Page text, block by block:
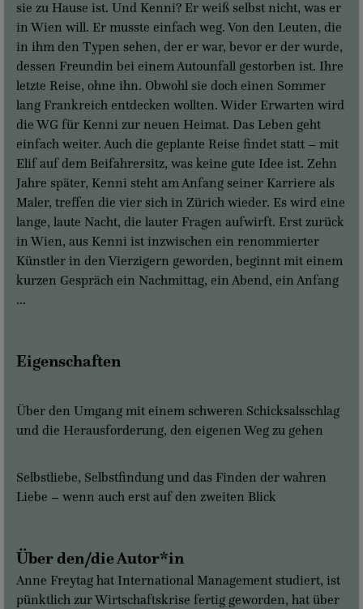
sie zu Hause ist. Und Kenni? Er weiß selbst nicht, was er
in Wien will. Er musste einfach weg. Von den Leuten, die
in ihm den Typen sehen, der er war, bevor er der wurde,
dessen Freundin bei einem Autounfall gestorben ist. Ihre
letzte Reise, ohne ihn. Obwohl sie doch einen Sommer
lang Frankreich entdecken wollten. Wider Erwarten wird
die WG für Kenni zur neuen Heimat. Das Leben geht
einfach weiter. Auch die geplante Reise findet statt – mit
Elif auf dem Beifahrersitz, was keine gute Idee ist. Zehn
Jahre später, Kenni steht am Anfang seiner Karriere als
Maler, treffen die vier sich in Zürich wieder. Es wird eine
lange, laute Nacht, die lauter Fragen aufwirft. Erst zurück
in Wien, aus Kenni ist inzwischen ein renommierter
Künstler in den Vierzigern geworden, beginnt mit einem
kurzen Gespräch ein Nachmittag, ein Abend, ein Anfang
…
Eigenschaften
Über den Umgang mit einem schweren Schicksalsschlag
und die Herausforderung, den eigenen Weg zu gehen
Selbstliebe, Selbstfindung und das Finden der wahren
Liebe – wenn auch erst auf den zweiten Blick
Über den/die Autor*in
Anne Freytag hat International Management studiert, ist
pünktlich zur Wirtschaftskrise fertig geworden, hat über